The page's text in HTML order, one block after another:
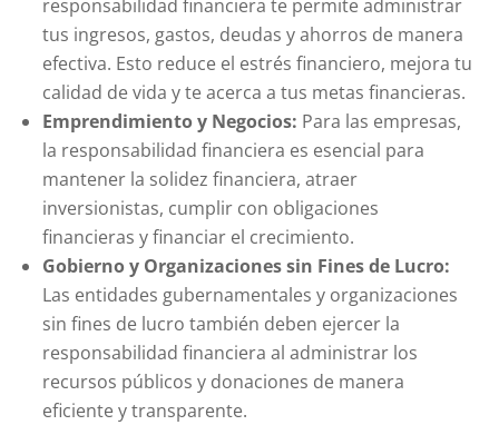
responsabilidad financiera te permite administrar
tus ingresos, gastos, deudas y ahorros de manera
efectiva. Esto reduce el estrés financiero, mejora tu
calidad de vida y te acerca a tus metas financieras.
Emprendimiento y Negocios: Para las empresas,
la responsabilidad financiera es esencial para
mantener la solidez financiera, atraer
inversionistas, cumplir con obligaciones
financieras y financiar el crecimiento.
Gobierno y Organizaciones sin Fines de Lucro:
Las entidades gubernamentales y organizaciones
sin fines de lucro también deben ejercer la
responsabilidad financiera al administrar los
recursos públicos y donaciones de manera
eficiente y transparente.